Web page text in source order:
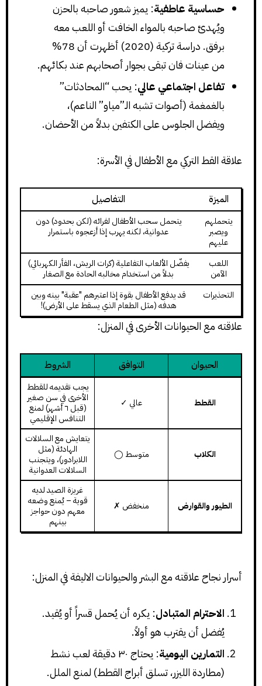
حساسية عاطفية: يميز شعور صاحبه بالحزن
ويُهدئ صاحبه بالمواء الخافت أو اللعب معه
برفق. دراسة تركية (2020) أظهرت أن 78%
من عينات فان تبقى بجوار أصحابهم عند بكائهم.
تفاعل اجتماعي عالي: يحب “المحادثات”
بالغمغمة (أصوات تشبه الـ”مياو” الناعم)،
ويفضل الجلوس على الكتفين بدلاً من الأحضان.
علاقة القط التركي مع الأطفال في الأسرة:
الميزة التفاصيل
يتحملهم
ويصبر
عليهم
يتحمل سحب الأطفال لفرائه (لكن بحدود) دون
عدوانية، لكنه يهرب إذا أزعجوه باستمرار
اللعب
الآمن
يفضّل الألعاب التفاعلية (كرات الريش، الفأر الكهربائي)
بدلاً من استخدام مخالبه الحادة مع الصغار
التحذيرات
قد يدفع الأطفال بقوة إذا اعتبرهم "عقبة" بينه وبين
هدفه (مثل الطعام الذي يسقط على الأرض)!
علاقته مع الحيوانات الأخرى في المنزل:
الحيوان التوافق الشروط
القطط عالي ✓
يجب تقديمه للقطط
الأخرى في سن صغير
(قبل ٦ أشهر) لمنع
التنافس الإقليمي
الكلاب متوسط ◯
يتعايش مع السلالات
الهادئة (مثل
اللابرادور)، ويتجنب
السلالات العدوانية
الطيور والقوارض منخفض ✗
غريزة الصيد لديه
قوية – يُمنع وضعه
معهم دون حواجز
بينهم
أسرار نجاح علاقته مع البشر والحيوانات الاليفة في المنزل:
الاحترام المتبادل: يكره أن يُحمل قسراً أو يُقيد.
يُفضل أن يقترب هو أولاً.
التمارين اليومية
: يحتاج ٣٠ دقيقة لعب نشط
(مطاردة الليزر، تسلق أبراج القطط) لمنع الملل.